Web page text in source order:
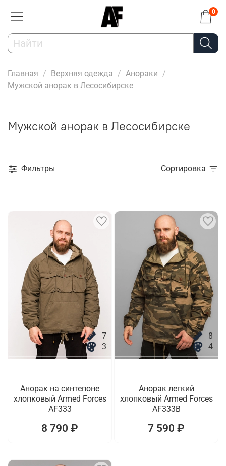
0
Главная Верхняя одежда
Анораки
Мужской анорак в Лесосибирске
Мужской анорак в Лесосибирске
Фильтры Сортировка
7
3
Анорак на синтепоне
хлопковый Armed Forces
AF333
8 790 ₽
8
4
Анорак легкий
хлопковый Armed Forces
AF333B
7 590 ₽